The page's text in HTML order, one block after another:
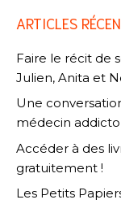
ARTICLES
Faire le récit de
Julien, Anita et
Une
médecin
Accéder à des
gratuitement !
Les Petits